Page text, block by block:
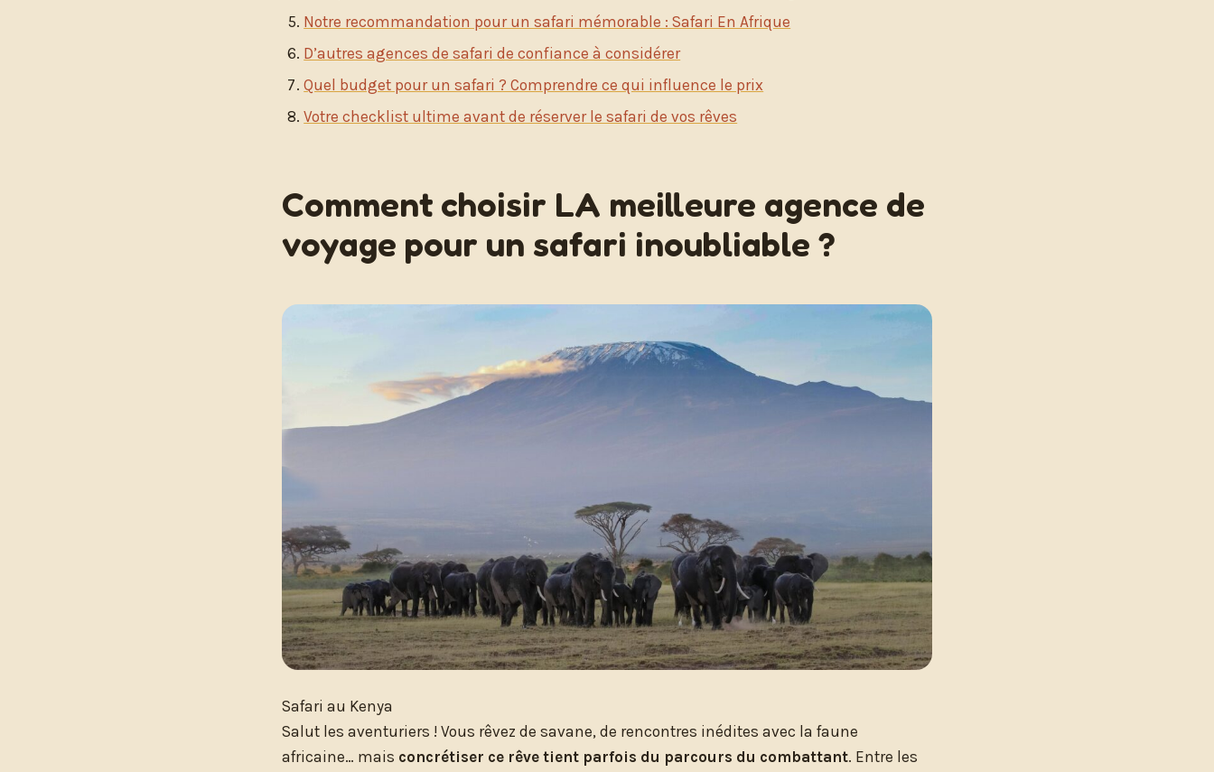
Notre recommandation pour un safari mémorable : Safari En Afrique
D’autres agences de safari de confiance à considérer
Quel budget pour un safari ? Comprendre ce qui influence le prix
Votre checklist ultime avant de réserver le safari de vos rêves
Comment choisir LA meilleure agence de
voyage pour un safari inoubliable ?
Safari au Kenya
Salut les aventuriers ! Vous rêvez de savane, de rencontres inédites avec la faune
africaine… mais concrétiser ce rêve tient parfois du parcours du combattant. Entre les